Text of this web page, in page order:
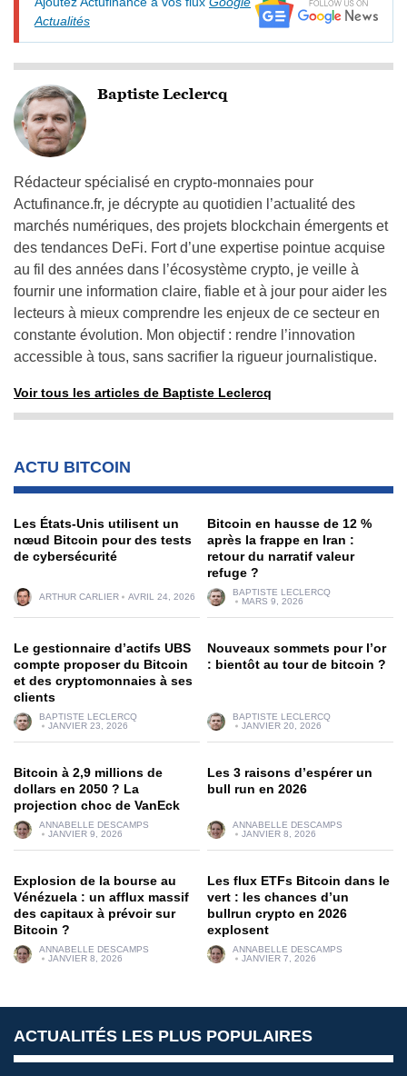
Actualités
Baptiste Leclercq
Rédacteur spécialisé en crypto-monnaies pour
Actufinance.fr, je décrypte au quotidien l’actualité des
marchés numériques, des projets blockchain émergents et
des tendances DeFi. Fort d’une expertise pointue acquise
au fil des années dans l’écosystème crypto, je veille à
fournir une information claire, fiable et à jour pour aider les
lecteurs à mieux comprendre les enjeux de ce secteur en
constante évolution. Mon objectif : rendre l’innovation
accessible à tous, sans sacrifier la rigueur journalistique.
Voir tous les articles de Baptiste Leclercq
ACTU BITCOIN
Les États-Unis utilisent un
nœud Bitcoin pour des tests
de cybersécurité
ARTHUR CARLIER AVRIL 24, 2026
Bitcoin en hausse de 12 %
après la frappe en Iran :
retour du narratif valeur
refuge ?
BAPTISTE LECLERCQ
MARS 9, 2026
Le gestionnaire d’actifs UBS
compte proposer du Bitcoin
et des cryptomonnaies à ses
clients
BAPTISTE LECLERCQ
JANVIER 23, 2026
Nouveaux sommets pour l’or
: bientôt au tour de bitcoin ?
BAPTISTE LECLERCQ
JANVIER 20, 2026
Bitcoin à 2,9 millions de
dollars en 2050 ? La
projection choc de VanEck
ANNABELLE DESCAMPS
JANVIER 9, 2026
Les 3 raisons d’espérer un
bull run en 2026
ANNABELLE DESCAMPS
JANVIER 8, 2026
Explosion de la bourse au
Vénézuela : un afflux massif
des capitaux à prévoir sur
Bitcoin ?
ANNABELLE DESCAMPS
JANVIER 8, 2026
Les flux ETFs Bitcoin dans le
vert : les chances d’un
bullrun crypto en 2026
explosent
ANNABELLE DESCAMPS
JANVIER 7, 2026
ACTUALITÉS LES PLUS POPULAIRES